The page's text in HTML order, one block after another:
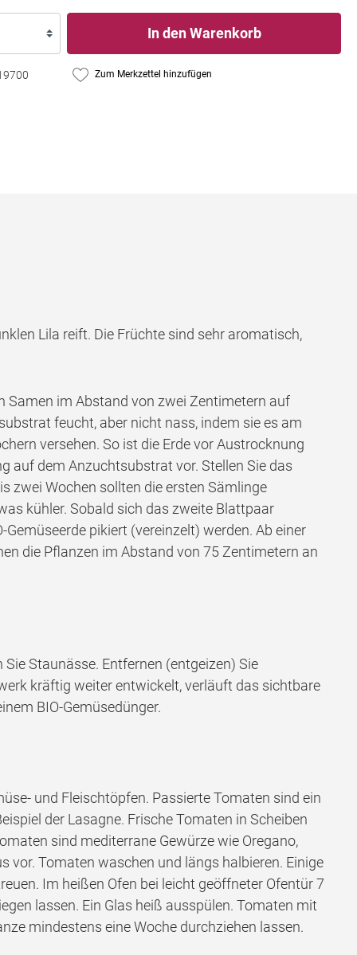
In den Warenkorb
Zum Merkzettel hinzufügen
Lila reift. Die Früchte sind sehr aromatisch,
Samen im Abstand von zwei Zentimetern auf
feucht, aber nicht nass, indem sie es am
versehen. So ist die Erde vor Austrocknung
auf dem Anzuchtsubstrat vor. Stellen Sie das
zwei Wochen sollten die ersten Sämlinge
kühler. Sobald sich das zweite Blattpaar
pikiert (vereinzelt) werden. Ab einer
die Pflanzen im Abstand von 75 Zentimetern an
Staunässe. Entfernen (entgeizen) Sie
kräftig weiter entwickelt, verläuft das sichtbare
BIO-Gemüsedünger.
und Fleischtöpfen. Passierte Tomaten sind ein
der Lasagne. Frische Tomaten in Scheiben
sind mediterrane Gewürze wie Oregano,
vor. Tomaten waschen und längs halbieren. Einige
Im heißen Ofen bei leicht geöffneter Ofentür 7
lassen. Ein Glas heiß ausspülen. Tomaten mit
mindestens eine Woche durchziehen lassen.